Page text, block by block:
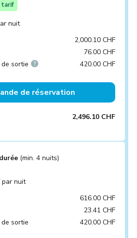
nuit
2,000.10 CHF
76.00 CHF
sortie
420.00 CHF
de réservation
2,496.10 CHF
(min. 4 nuits)
par nuit
616.00 CHF
23.41 CHF
sortie
420.00 CHF